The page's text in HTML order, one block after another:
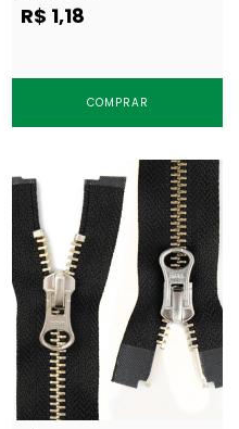
R$ 1,18
COMPRAR